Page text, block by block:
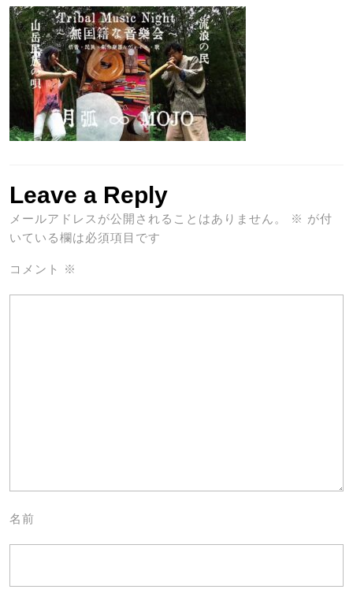
Leave a Reply
メールアドレスが公開されることはありません。 ※ が付
いている欄は必須項目です
コメント ※
名前